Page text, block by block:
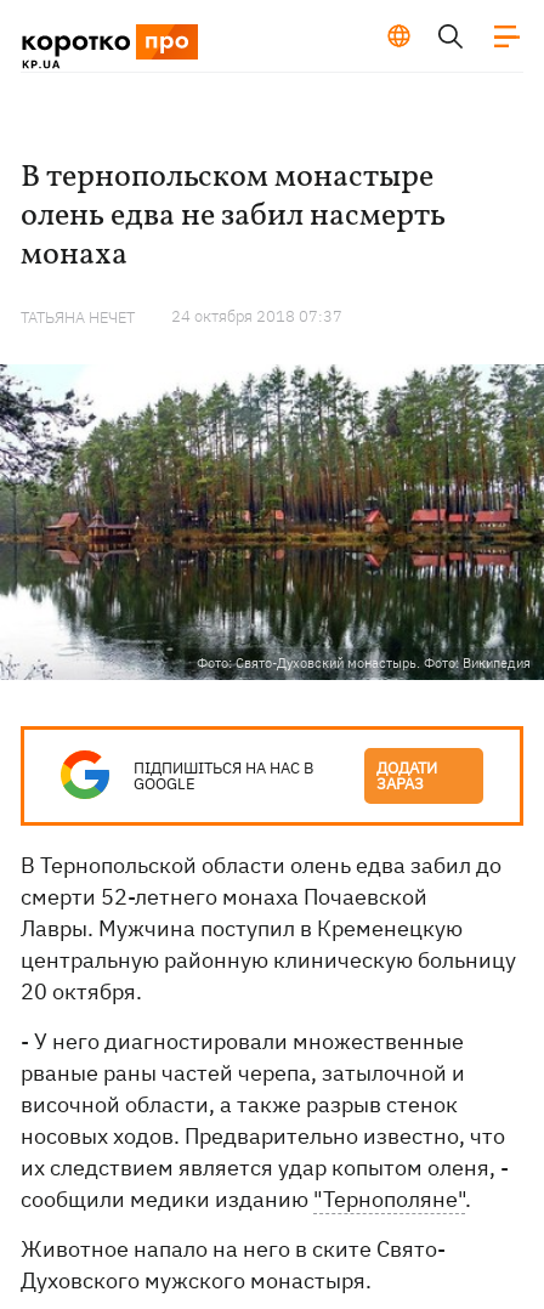
В тернопольском монастыре
олень едва не забил насмерть
монаха
ТАТЬЯНА НЕЧЕТ 24 октября 2018 07:37
Фото: Свято-Духовский монастырь. Фото: Википедия
ПІДПИШІТЬСЯ НА НАС В
GOOGLE
ДОДАТИ
ЗАРАЗ
В Тернопольской области олень едва забил до
смерти 52-летнего монаха Почаевской
Лавры. Мужчина поступил в Кременецкую
центральную районную клиническую больницу
20 октября.
- У него диагностировали множественные
рваные раны частей черепа, затылочной и
височной области, а также разрыв стенок
носовых ходов. Предварительно известно, что
их следствием является удар копытом оленя, -
сообщили медики изданию "Тернополяне".
Животное напало на него в ските Свято-
Духовского мужского монастыря.